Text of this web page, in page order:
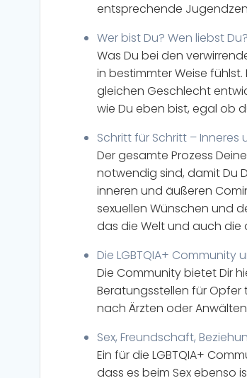
entsprechende
Wer bist Du? Wen liebst
Was Du bei den
in bestimmter Weise fühlst.
gleichen Geschlecht
wie Du eben bist, egal ob
Schritt für Schritt –
Der gesamte Prozess
notwendig sind, damit Du
inneren und äußeren
sexuellen Wünschen und
das die Welt und auch die
Die LGBTQIA+ Community
Die Community bietet Dir
Beratungsstellen für
nach Ärzten oder
Sex, Freundschaft,
Ein für die LGBTQIA+
dass es beim Sex ebenso